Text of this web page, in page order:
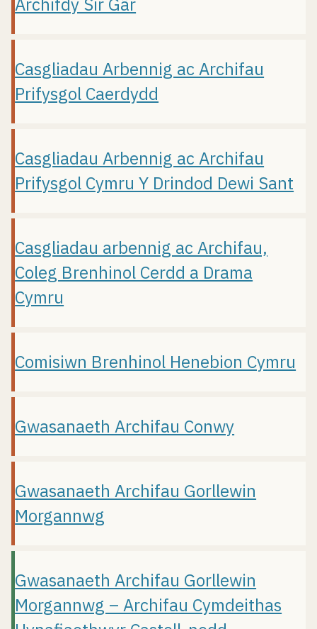
Archifdy Sir Gâr
Casgliadau Arbennig ac Archifau
Prifysgol Caerdydd
Casgliadau Arbennig ac Archifau
Prifysgol Cymru Y Drindod Dewi Sant
Casgliadau arbennig ac Archifau,
Coleg Brenhinol Cerdd a Drama
Cymru
Comisiwn Brenhinol Henebion Cymru
Gwasanaeth Archifau Conwy
Gwasanaeth Archifau Gorllewin
Morgannwg
Gwasanaeth Archifau Gorllewin
Morgannwg – Archifau Cymdeithas